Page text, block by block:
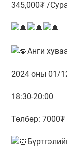
345,000₮ /
Анги
2024 оны 01/
18:30-20:00
Төлбөр: 7000₮